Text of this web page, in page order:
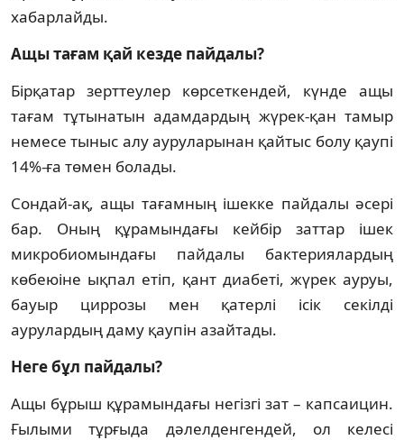
хабарлайды.
Ащы тағам қай кезде пайдалы?
Бірқатар зерттеулер көрсеткендей, күнде ащы
тағам тұтынатын адамдардың жүрек-қан тамыр
немесе тыныс алу ауруларынан қайтыс болу қаупі
14%-ға төмен болады.
Сондай-ақ, ащы тағамның ішекке пайдалы әсері
бар. Оның құрамындағы кейбір заттар ішек
микробиомындағы пайдалы бактериялардың
көбеюіне ықпал етіп, қант диабеті, жүрек ауруы,
бауыр циррозы мен қатерлі ісік секілді
аурулардың даму қаупін азайтады.
Неге бұл пайдалы?
Ащы бұрыш құрамындағы негізгі зат – капсаицин.
Ғылыми тұрғыда дәлелденгендей, ол келесі